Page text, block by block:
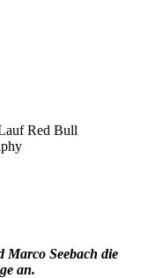
Red Bull
Seebach die
an.